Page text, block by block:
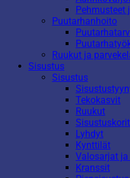
Pehmusteet
Puutarhanhoito
Ruukut ja
Sisustus
Sisustus
Tekokasvit
Ruukut
Lyhdyt
Kynttilät
Valosarjat
Kranssit